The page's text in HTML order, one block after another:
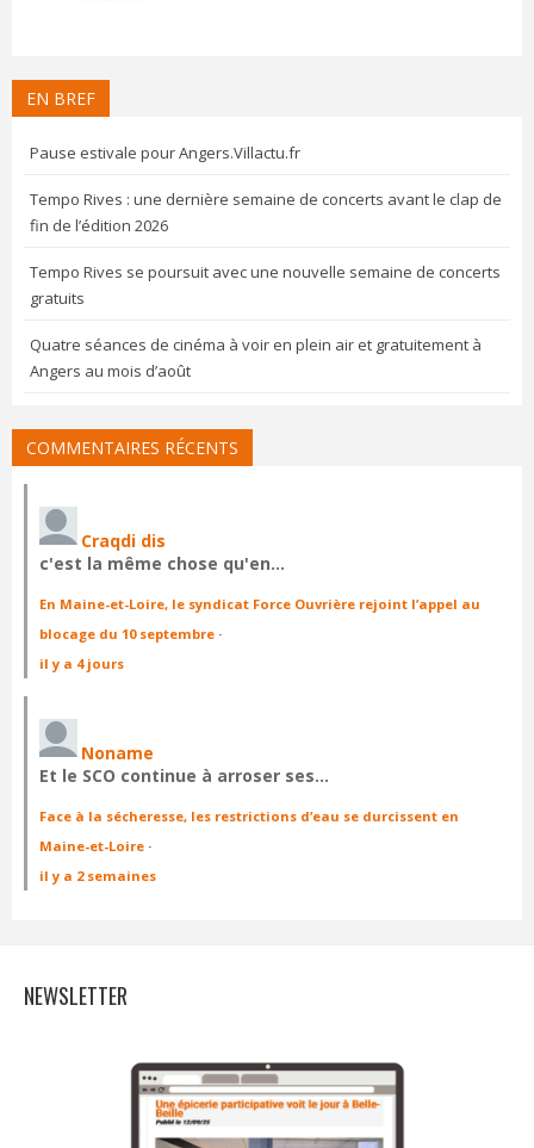
EN BREF
Pause estivale pour Angers.Villactu.fr
Tempo Rives : une dernière semaine de concerts avant le clap de
fin de l’édition 2026
Tempo Rives se poursuit avec une nouvelle semaine de concerts
gratuits
Quatre séances de cinéma à voir en plein air et gratuitement à
Angers au mois d’août
COMMENTAIRES RÉCENTS
Craqdi dis
c'est la même chose qu'en…
En Maine-et-Loire, le syndicat Force Ouvrière rejoint l’appel au
blocage du 10 septembre ·
il y a 4 jours
Noname
Et le SCO continue à arroser ses…
Face à la sécheresse, les restrictions d’eau se durcissent en
Maine-et-Loire ·
il y a 2 semaines
NEWSLETTER